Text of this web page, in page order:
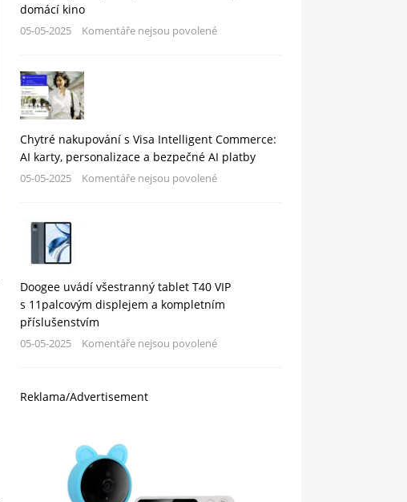
domácí kino
05-05-2025 Komentáře nejsou povolené
Chytré nakupování s Visa Intelligent Commerce:
AI karty, personalizace a bezpečné AI platby
05-05-2025 Komentáře nejsou povolené
Doogee uvádí všestranný tablet T40 VIP
s 11palcovým displejem a kompletním
příslušenstvím
05-05-2025 Komentáře nejsou povolené
Reklama/Advertisement